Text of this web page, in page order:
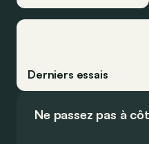
Derniers essais
Ne passez pas à